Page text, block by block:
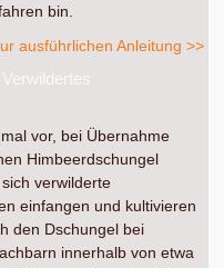
bin.
ausführlichen Anleitung >>
vor, bei Übernahme
Himbeerdschungel
verwilderte
einfangen und kultivieren
den Dschungel bei
innerhalb von etwa